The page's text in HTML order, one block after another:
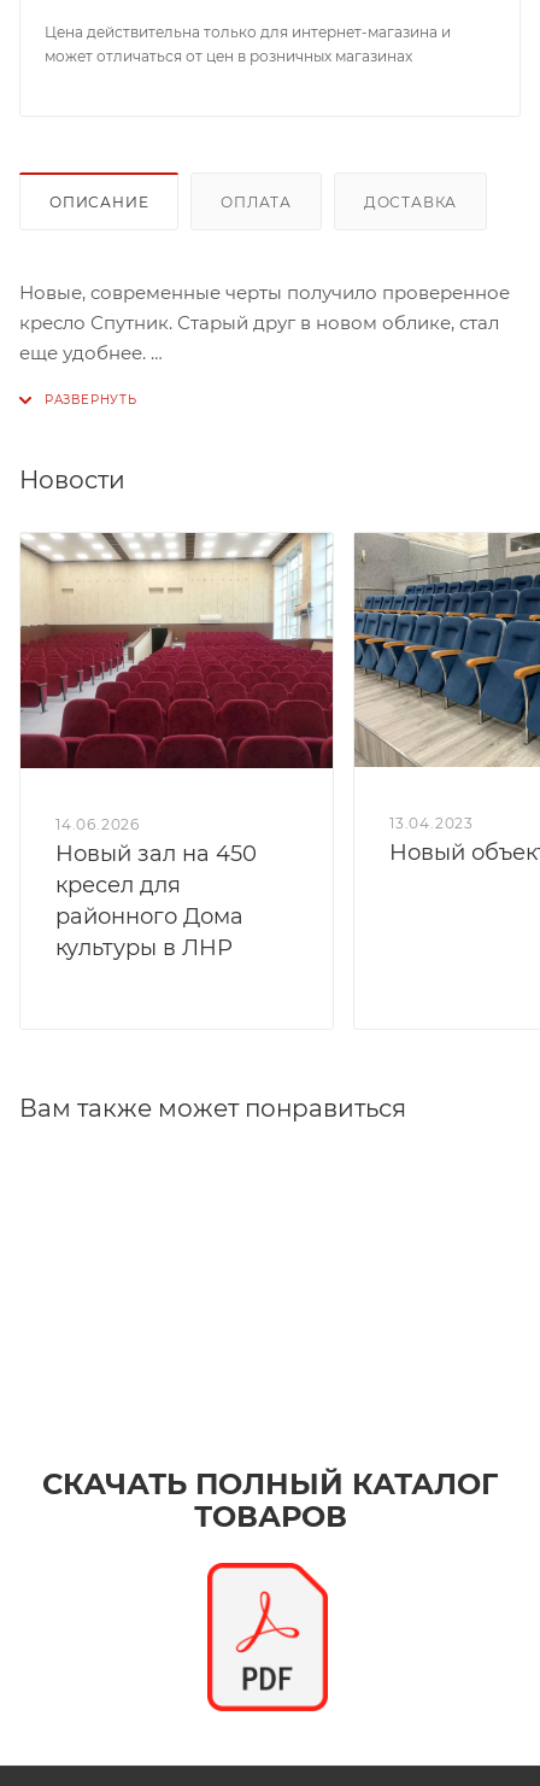
Цена действительна только для интернет-магазина и
может отличаться от цен в розничных магазинах
ОПИСАНИЕ ОПЛАТА ДОСТАВКА
Новые, современные черты получило проверенное
кресло Спутник. Старый друг в новом облике, стал
еще удобнее.
Новости
14.06.2026
Новый зал на 450
кресел для
районного Дома
культуры в ЛНР
13.04.2023
Новый
Вам также может понравиться
СКАЧАТЬ ПОЛНЫЙ КАТАЛОГ
ТОВАРОВ